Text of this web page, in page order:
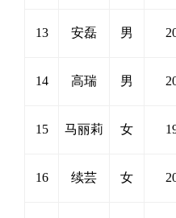
13 安磊 男
14 高瑞 男
15 马丽莉 女
16 续芸 女